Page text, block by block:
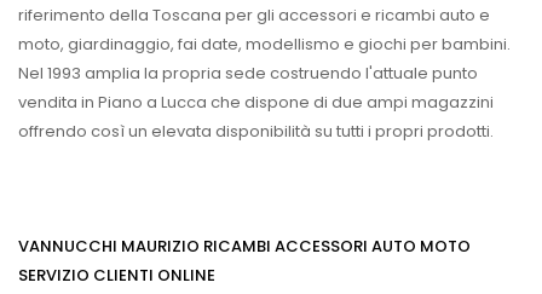
riferimento della Toscana per gli accessori e ricambi auto e
moto, giardinaggio, fai date, modellismo e giochi per bambini.
Nel 1993 amplia la propria sede costruendo l'attuale punto
vendita in Piano a Lucca che dispone di due ampi magazzini
offrendo così un elevata disponibilità su tutti i propri prodotti.
VANNUCCHI MAURIZIO RICAMBI ACCESSORI AUTO MOTO
SERVIZIO CLIENTI ONLINE